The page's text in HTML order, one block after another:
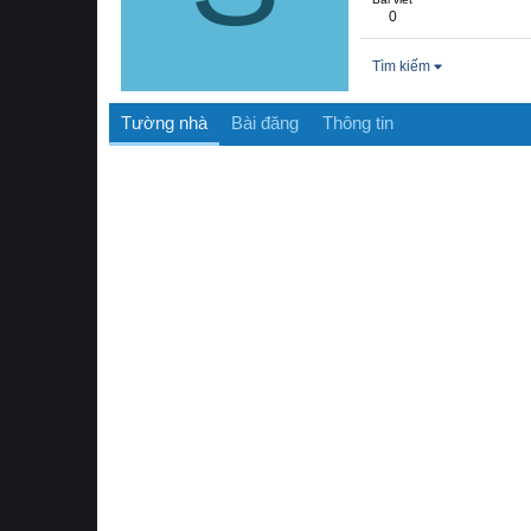
0
Tìm kiếm
Tường nhà Bài đăng Thông tin